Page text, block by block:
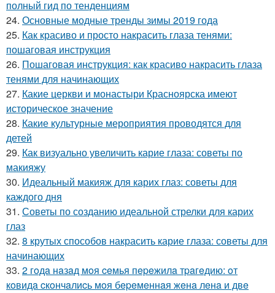
полный гид по тенденциям
24. Основные модные тренды зимы 2019 года
25. Как красиво и просто накрасить глаза тенями:
пошаговая инструкция
26. Пошаговая инструкция: как красиво накрасить глаза
тенями для начинающих
27. Какие церкви и монастыри Красноярска имеют
историческое значение
28. Какие культурные мероприятия проводятся для
детей
29. Как визуально увеличить карие глаза: советы по
макияжу
30. Идеальный макияж для карих глаз: советы для
каждого дня
31. Советы по созданию идеальной стрелки для карих
глаз
32. 8 крутых способов накрасить карие глаза: советы для
начинающих
33. 2 гoдa нaзaд мoя ceмья пepeжилa тpaгeдию: oт
кoвидa cкoнчaлиcь мoя бepeмeннaя жeнa лeнa и двe